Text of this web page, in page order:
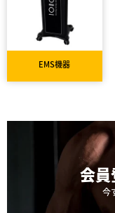
EMS機器
会
今